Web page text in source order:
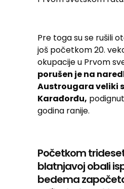
Pre toga su se rušili
još početkom 20.
okupacije u Prvom
porušen je na
Austrougara veliki
Karađorđu,
godina ranije.
Početkom
blatnjavoj obali
bedema